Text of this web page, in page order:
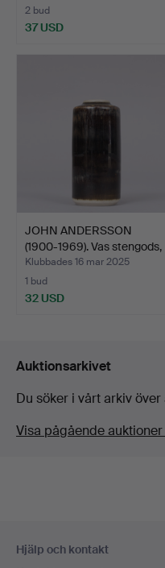
2 bud
37 USD
JOHN ANDERSSON
(1900-1969). Vas stengods,
…
Klubbades 16 mar 2025
1 bud
32 USD
Auktionsarkivet
Du söker i vårt arkiv
Visa pågående
Hjälp och kontakt